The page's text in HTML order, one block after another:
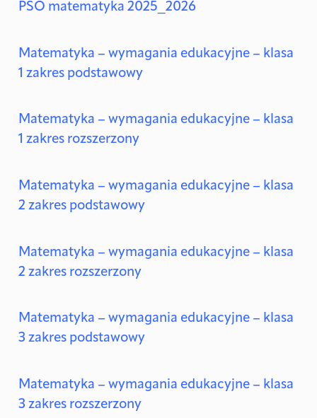
PSO matematyka 2025_2026
Matematyka – wymagania edukacyjne – klasa
1 zakres podstawowy
Matematyka – wymagania edukacyjne – klasa
1 zakres rozszerzony
Matematyka – wymagania edukacyjne – klasa
2 zakres podstawowy
Matematyka – wymagania edukacyjne – klasa
2 zakres rozszerzony
Matematyka – wymagania edukacyjne – klasa
3 zakres podstawowy
Matematyka – wymagania edukacyjne – klasa
3 zakres rozszerzony